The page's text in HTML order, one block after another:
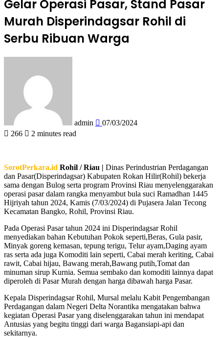
Gelar Operasi Pasar, Stand Pasar
Murah Disperindagsar Rohil di
Serbu Ribuan Warga
admin
07/03/2024
266
2 minutes read
SorotPerkara.id Rohil / Riau | Dinas Perindustrian Perdagangan
dan Pasar(Disperindagsar) Kabupaten Rokan Hilir(Rohil) bekerja
sama dengan Bulog serta program Provinsi Riau menyelenggarakan
operasi pasar dalam rangka menyambut bula suci Ramadhan 1445
Hijriyah tahun 2024, Kamis (7/03/2024) di Pujasera Jalan Tecong
Kecamatan Bangko, Rohil, Provinsi Riau.
Pada Operasi Pasar tahun 2024 ini Disperindagsar Rohil
menyediakan bahan Kebutuhan Pokok seperti,Beras, Gula pasir,
Minyak goreng kemasan, tepung terigu, Telur ayam,Daging ayam
ras serta ada juga Komoditi lain seperti, Cabai merah keriting, Cabai
rawit, Cabai hijau, Bawang merah,Bawang putih,Tomat dan
minuman sirup Kurnia. Semua sembako dan komoditi lainnya dapat
diperoleh di Pasar Murah dengan harga dibawah harga Pasar.
Kepala Disperindagsar Rohil, Mursal melalu Kabit Pengembangan
Perdagangan dalam Negeri Delta Norantika mengatakan bahwa
kegiatan Operasi Pasar yang diselenggarakan tahun ini mendapat
Antusias yang begitu tinggi dari warga Bagansiapi-api dan
sekitarnya.